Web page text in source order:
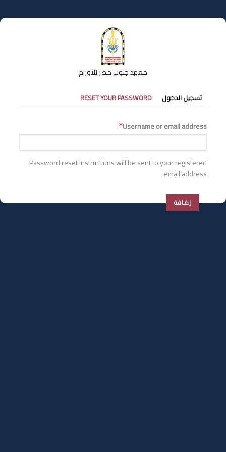
إلى
المحتوى
معهد جنوب مصر للأورام
التبويبات
الأساسية
تسجيل الدخول RESET YOUR PASSWORD
Username or email address
Password reset instructions will be sent to your registered
email address.